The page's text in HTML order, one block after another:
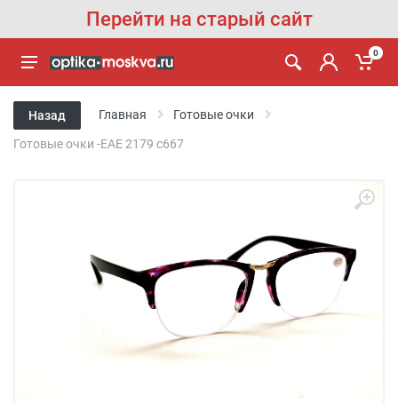
Перейти на старый сайт
0
Назад Главная Готовые очки
Готовые очки -EAE 2179 с667